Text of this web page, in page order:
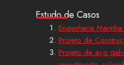
Estudo de Casos
Engenharia
Projeto de
Projeto de aço